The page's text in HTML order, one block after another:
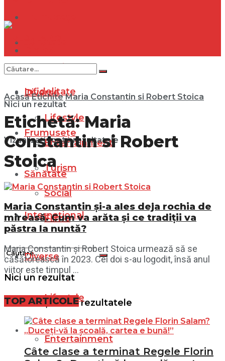
Internațional
Diverse
Lifestyle
Entertainment
Turism
Social
Filme
Nici un rezultat
Vizualizați toate rezultatele
Infidelitate
Frumusețe
Sănătate
Internațional
Diverse
Lifestyle
Entertainment
Nici un rezultat
Vizualizați toate rezultatele
Acasă Etichite Maria Constantin si Robert Stoica
Etichetă:Maria
Constantin si Robert
Stoica
Maria Constantin și-a ales deja rochia de
mireasă. Cum va arăta și ce tradiții va
păstra la nuntă?
Maria Constantin și Robert Stoica urmează să se
căsătorească în 2023. Cei doi s-au logodit, însă anul
viitor este timpul ...
TOP ARTICOLE
Câte clase a terminat Regele Florin